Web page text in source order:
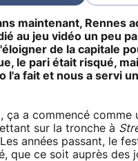
maintenant, Rennes
au jeu vidéo un peu
de la capitale
le pari était risqué,
l'a fait et nous a servi
ça a commencé comme
sur la tronche à
années passant, le
que ce soit auprès des